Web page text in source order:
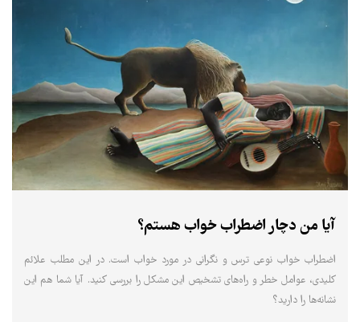
آیا من دچار اضطراب خواب هستم؟
اضطراب خواب نوعی ترس و نگرانی در مورد خواب است. در این مطلب علائم
کلیدی، عوامل خطر و راه‌های تشخیص این مشکل را بررسی کنید. آیا شما هم این
نشانه‌ها را دارید؟